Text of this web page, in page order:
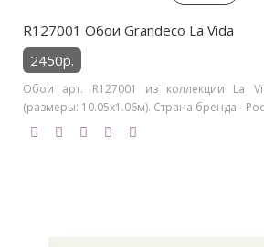
R127001 Обои Grandeco La Vida
2450р.
Обои арт. R127001 из коллекции La
(размеры: 10.05х1.06м). Страна бренда -